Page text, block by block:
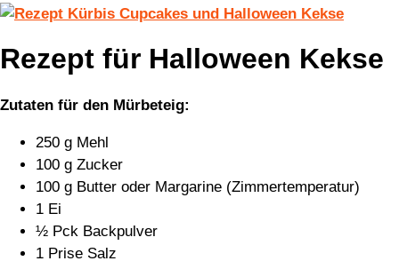
Rezept für Halloween Kekse
Zutaten für den Mürbeteig:
250 g Mehl
100 g Zucker
100 g Butter oder Margarine (Zimmertemperatur)
1 Ei
½ Pck Backpulver
1 Prise Salz